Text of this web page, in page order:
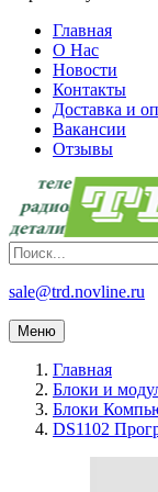
Главная
О Нас
Новости
Контакты
Доставка и
Вакансии
Отзывы
sale@trd.novline.ru
Меню
Главная
Блоки и
Блоки
DS1102